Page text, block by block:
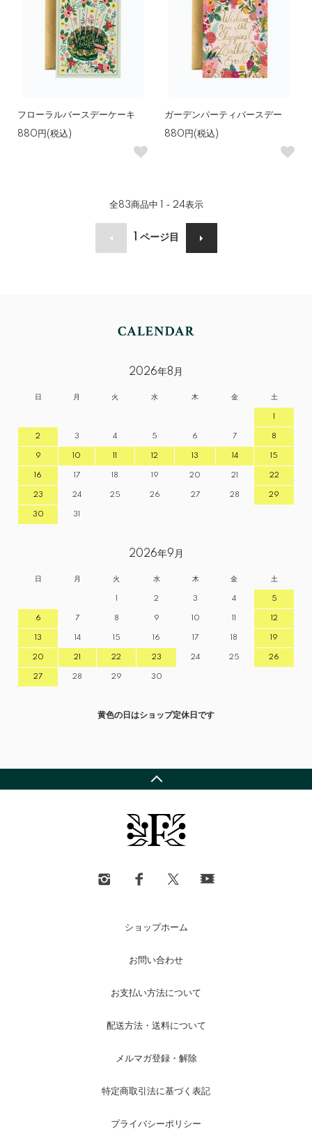
フローラルバースデーケーキ
880円(税込)
ガーデンパーティバースデー
880円(税込)
全83商品中 1 - 24表示
ページ目
2026年8月
日 月 火 水 木 金 土
1
2 3 4 5 6 7 8
9 10 11 12 13 14 15
16 17 18 19 20 21 22
23 24 25 26 27 28 29
30 31
2026年9月
日 月 火 水 木 金 土
1 2 3 4 5
6 7 8 9 10 11 12
13 14 15 16 17 18 19
20 21 22 23 24 25 26
27 28 29 30
黄色の日はショップ定休日です
ショップホーム
お問い合わせ
お支払い方法について
配送方法・送料について
メルマガ登録・解除
特定商取引法に基づく表記
プライバシーポリシー